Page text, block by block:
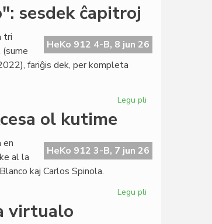
el
la
sesdek ĉapitroj
HeKo 912 4-B, 8 jun 26
tri
fariĝis dek, per kompleta
Legu pli
esperanta
literaturo":
ol kutime
HeKo 912 3-B, 7 jun 26
en
al la
kaj Carlos Spinola.
Legu pli
virtualo